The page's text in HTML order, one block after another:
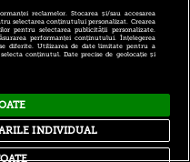
colaps
reclamelor. Stocarea și/sau accesarea
selectarea conținutului personalizat. Crearea
pentru selectarea publicității personalizate.
performanței conținutului. Înțelegerea
diferite. Utilizarea de date limitate pentru a
conținutul. Date precise de geolocație și
INDIVIDUAL